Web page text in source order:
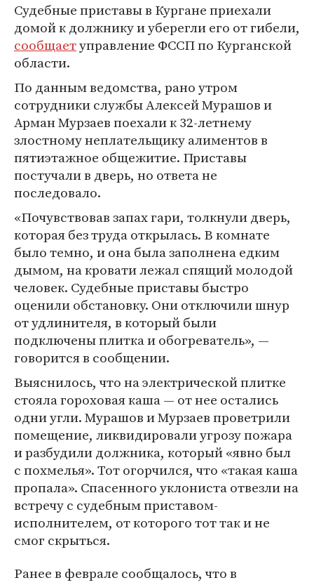
Судебные приставы в Кургане приехали
домой к должнику и уберегли его от гибели,
сообщаетуправление ФССП по Курганской
области.
По данным ведомства, рано утром
сотрудники службы Алексей Мурашов и
Арман Мурзаев поехали к 32-летнему
злостному неплательщику алиментов в
пятиэтажное общежитие. Приставы
постучали в дверь, но ответа не
последовало.
«Почувствовав запах гари, толкнули дверь,
которая без труда открылась. В комнате
было темно, и она была заполнена едким
дымом, на кровати лежал спящий молодой
человек. Судебные приставы быстро
оценили обстановку. Они отключили шнур
от удлинителя, в который были
подключены плитка и обогреватель», —
говорится в сообщении.
Выяснилось, что на электрической плитке
стояла гороховая каша — от нее остались
одни угли. Мурашов и Мурзаев проветрили
помещение, ликвидировали угрозу пожара
и разбудили должника, который «явно был
с похмелья». Тот огорчился, что «такая каша
пропала». Спасенного уклониста отвезли на
встречу с судебным приставом-
исполнителем, от которого тот так и не
смог скрыться.
Ранее в феврале сообщалось, что в